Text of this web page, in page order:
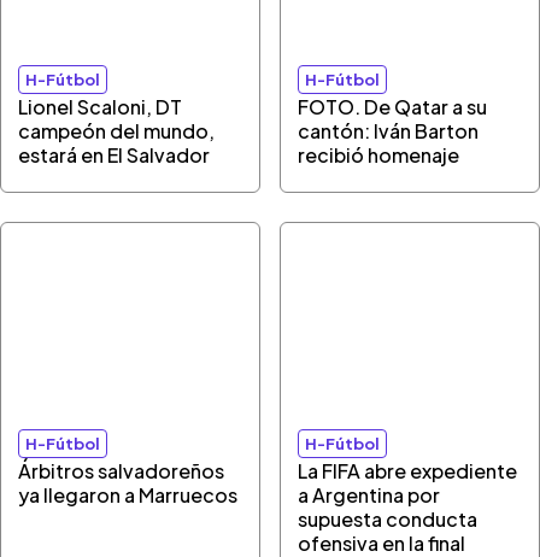
H-Fútbol
Lionel Scaloni, DT
campeón del mundo,
estará en El Salvador
H-Fútbol
FOTO. De Qatar a su
cantón: Iván Barton
recibió homenaje
H-Fútbol
Árbitros salvadoreños
ya llegaron a Marruecos
H-Fútbol
La FIFA abre expediente
a Argentina por
supuesta conducta
ofensiva en la final